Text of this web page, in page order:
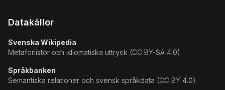
Datakällor
Svenska Wikipedia
Metaforlistor och idiomatiska uttryck (CC BY-SA 4.0)
Språkbanken
Semantiska relationer och svensk språkdata (CC BY 4.0)